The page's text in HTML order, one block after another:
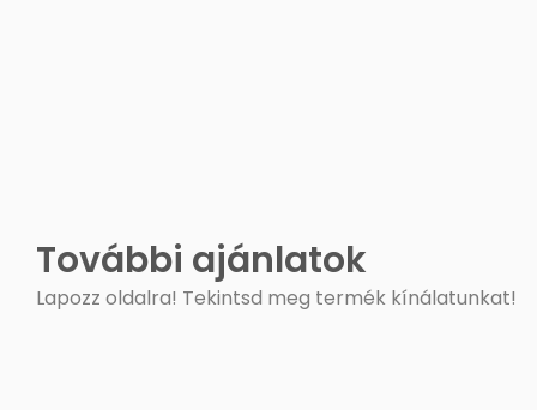
További ajánlatok
Lapozz oldalra! Tekintsd meg termék kínálatunkat!